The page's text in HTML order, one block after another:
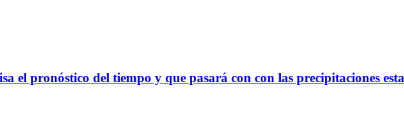
el pronóstico del tiempo y que pasará con con las precipitaciones